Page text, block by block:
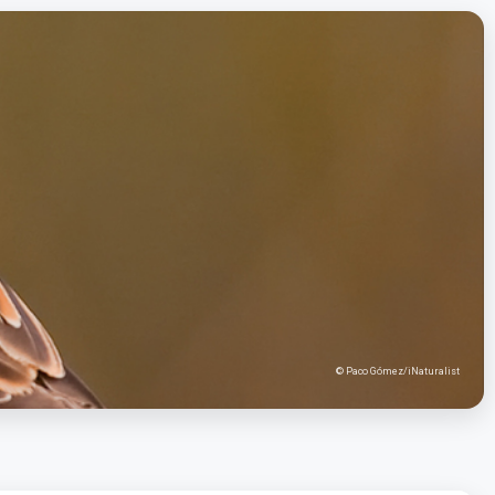
© Paco Gómez/iNaturalist